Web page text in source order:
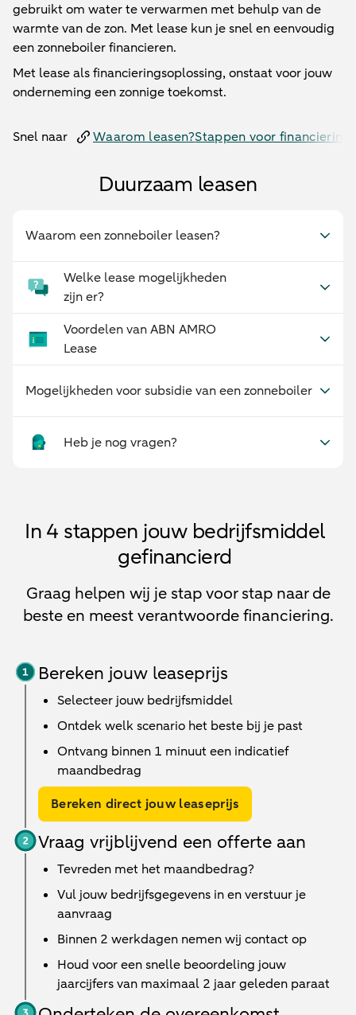
gebruikt om water te verwarmen met behulp van de
warmte van de zon. Met lease kun je snel en eenvoudig
een zonneboiler financieren.
Met lease als financieringsoplossing, onstaat voor jouw
onderneming een zonnige toekomst.
Snel naar Waarom leasen?Stappen voor financiering
Duurzaam leasen
Waarom een zonneboiler leasen?
Welke lease mogelijkheden
zijn er?
Voordelen van ABN AMRO
Lease
Mogelijkheden voor subsidie van een zonneboiler
Heb je nog vragen?
In 4 stappen jouw bedrijfsmiddel
gefinancierd
Graag helpen wij je stap voor stap naar de
beste en meest verantwoorde financiering.
Bereken jouw leaseprijs
Selecteer jouw bedrijfsmiddel
Ontdek welk scenario het beste bij je past
Ontvang binnen 1 minuut een indicatief
maandbedrag
Bereken direct jouw leaseprijs
Vraag vrijblijvend een offerte aan
Tevreden met het maandbedrag?
Vul jouw bedrijfsgegevens in en verstuur je
aanvraag
Binnen 2 werkdagen nemen wij contact op
Houd voor een snelle beoordeling jouw
jaarcijfers van maximaal 2 jaar geleden paraat